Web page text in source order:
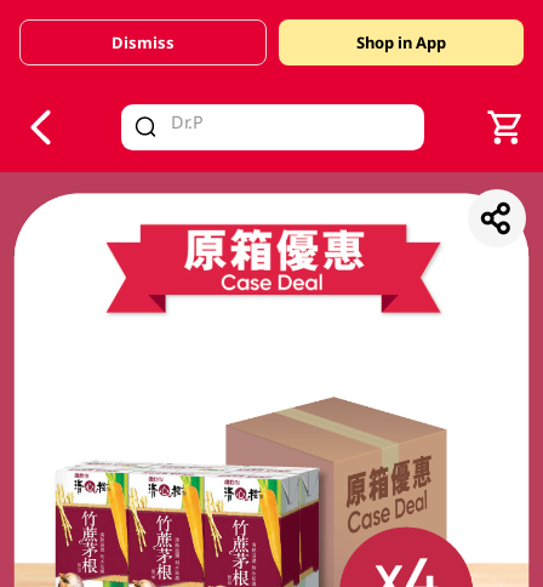
Valid Until 30 June 2026
Dismiss Shop in App